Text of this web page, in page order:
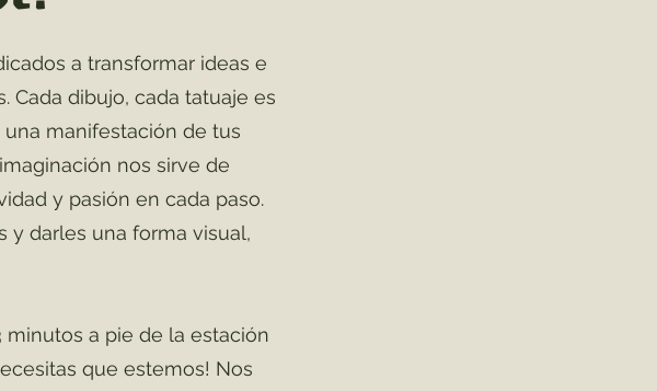
a transformar ideas e
Cada dibujo, cada tatuaje es
manifestación de tus
nos sirve de
y pasión en cada paso.
y darles una forma visual,
minutos a pie de la estación
que estemos! Nos